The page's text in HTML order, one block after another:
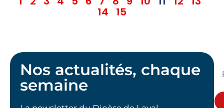
14 15
Nos actualités, chaque
semaine